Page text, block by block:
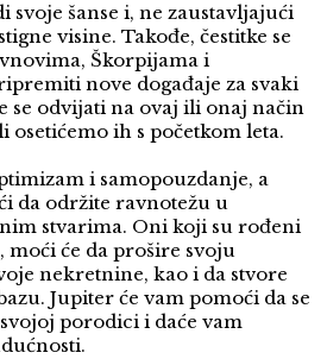
svoje šanse i, ne zaustavljajući
visine. Takođe, čestitke se
Škorpijama i
nove događaje za svaki
se odvijati na ovaj ili onaj način
osetićemo ih s početkom leta.
i samopouzdanje, a
da održite ravnotežu u
stvarima. Oni koji su rođeni
moći će da prošire svoju
nekretnine, kao i da stvore
Jupiter će vam pomoći da se
porodici i daće vam